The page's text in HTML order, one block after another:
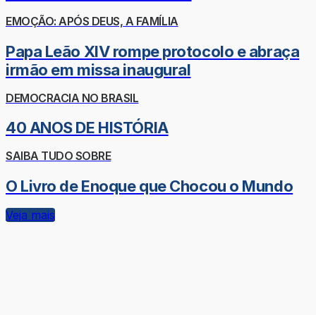
EMOÇÃO: APÓS DEUS, A FAMÍLIA
Papa Leão XIV rompe protocolo e abraça
irmão em missa inaugural
DEMOCRACIA NO BRASIL
40 ANOS DE HISTÓRIA
SAIBA TUDO SOBRE
O Livro de Enoque que Chocou o Mundo
Veja mais